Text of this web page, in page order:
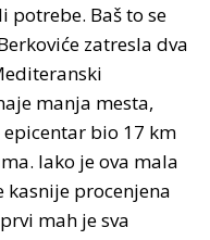
potrebe. Baš to se
zatresla dva
manja mesta,
bio 17 km
Iako je ova mala
procenjena
mah je sva